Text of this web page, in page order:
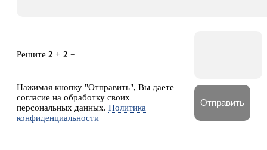
Решите 2 + 2 =
Нажимая кнопку "Отправить", Вы даете
согласие на обработку своих
персональных данных. Политика
конфиденциальности